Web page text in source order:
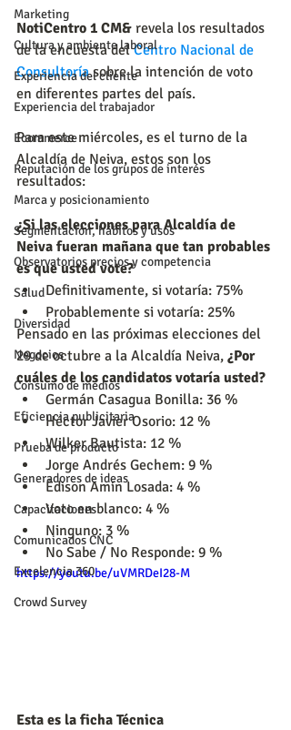
Marketing
Cultura y ambiente laboral
Experiencia del cliente
Experiencia del trabajador
Ecommerce
Reputación de los grupos de interés
Marca y posicionamiento
Segmentación, hábitos y usos
Observatorios precios y competencia
Salud
Diversidad
Negocios
Consumo de medios
Eficiencia publicitaria
Prueba de producto
Generadores de ideas
Capacitaciones
Comunicados CNC
Excelencia 360
Crowd Survey
NotiCentro 1 CM& revela los resultados
de la encuesta del Centro Nacional de
Consultoría sobre la intención de voto
en diferentes partes del país.
Para este miércoles, es el turno de la
Alcaldía de Neiva, estos son los
resultados:
¿Si las elecciones para Alcaldía de
Neiva fueran mañana que tan probables
es que usted vote?
Definitivamente, si votaría: 75%
Probablemente si votaría: 25%
Pensado en las próximas elecciones del
29 de octubre a la Alcaldía Neiva, ¿Por
cuáles de los candidatos votaría usted?
Germán Casagua Bonilla: 36 %
Héctor Javier Osorio: 12 %
Wilker Bautista: 12 %
Jorge Andrés Gechem: 9 %
Édison Amín Losada: 4 %
Voto en blanco: 4 %
Ninguno: 3 %
No Sabe / No Responde: 9 %
https://youtu.be/uVMRDeI28-M
Esta es la ficha Técnica